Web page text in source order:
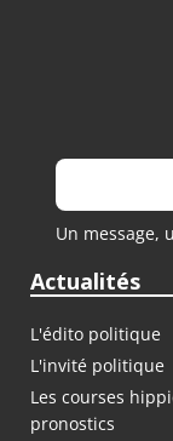
Un message,
Actualités
L'édito politique
L'invité politique
Les courses
pronostics